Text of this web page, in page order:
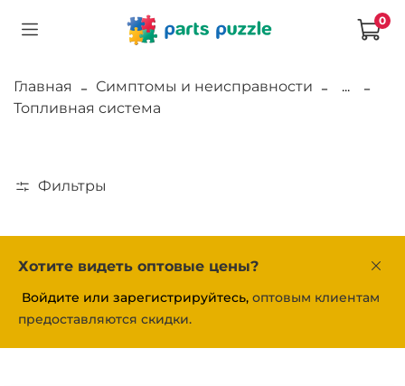
0
Главная Симптомы и неисправности
...
Топливная система
Фильтры
Хотите видеть оптовые цены?
Войдите или зарегистрируйтесь, оптовым клиентам
предоставляются скидки.